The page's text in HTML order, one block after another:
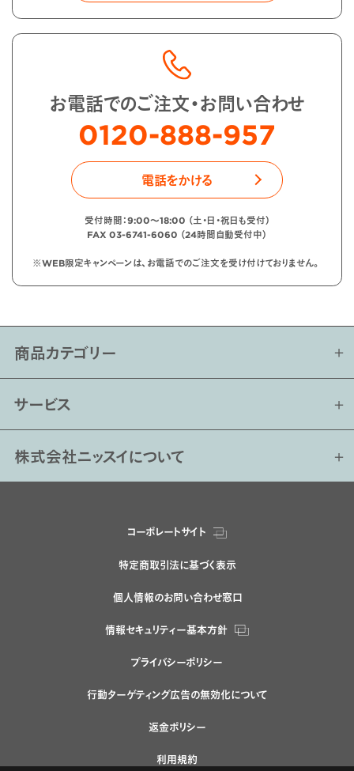
お電話でのご注文・お問い合わせ
0120-888-957
電話をかける
受付時間：9:00〜18:00 （土・日・祝日も受付）
FAX 03-6741-6060 （24時間自動受付中）
※WEB限定キャンペーンは、お電話でのご注文を受け付けておりません。
商品カテゴリー
サービス
株式会社ニッスイについて
コーポレートサイト
特定商取引法に基づく表示
個人情報のお問い合わせ窓口
情報セキュリティー基本方針
プライバシーポリシー
行動ターゲティング広告の無効化について
返金ポリシー
利用規約